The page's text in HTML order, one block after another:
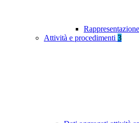
Attività e procedimenti 3